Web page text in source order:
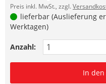
Preis inkl. MwSt., zzgl.
lieferbar (Auslieferung
Werktagen)
Anzahl:
In